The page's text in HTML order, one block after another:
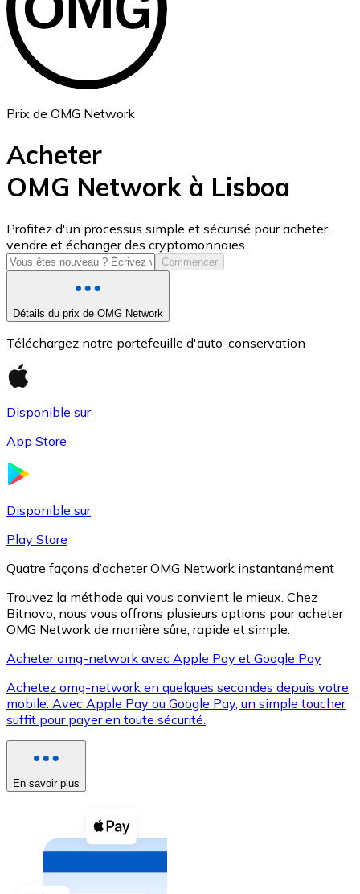
ETH
USD Coin
USDC
XRP
XRP
Voir toutes
Coupons crypto
Achetez des cryptomonnaies en espèces et d'autres
Acheter avec espèces
Prix de OMG Network
Acheter
OMG Network à Lisboa
Profitez d'un processus simple et sécurisé pour acheter,
vendre et échanger des cryptomonnaies.
Commencer
Détails du prix de OMG Network
Téléchargez notre portefeuille d'auto-conservation
Disponible sur
App Store
Disponible sur
Play Store
Quatre façons d’acheter OMG Network instantanément
Trouvez la méthode qui vous convient le mieux. Chez
Bitnovo, nous vous offrons plusieurs options pour acheter
OMG Network de manière sûre, rapide et simple.
Acheter omg-network avec Apple Pay et Google Pay
Achetez omg-network en quelques secondes depuis votre
mobile. Avec Apple Pay ou Google Pay, un simple toucher
suffit pour payer en toute sécurité.
En savoir plus